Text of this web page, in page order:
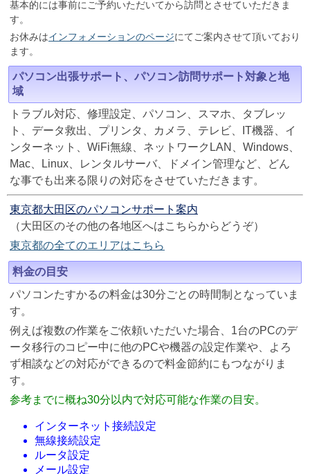
基本的には事前にご予約いただいてから訪問とさせていただきま
す。
お休みはインフォメーションのページにてご案内させて頂いており
ます。
パソコン出張サポート、パソコン訪問サポート対象と地
域
トラブル対応、修理設定、パソコン、スマホ、タブレッ
ト、データ救出、プリンタ、カメラ、テレビ、IT機器、イ
ンターネット、WiFi無線、ネットワークLAN、Windows、
Mac、Linux、レンタルサーバ、ドメイン管理など、どん
な事でも出来る限りの対応をさせていただきます。
東京都大田区のパソコンサポート案内
（大田区のその他の各地区へはこちらからどうぞ）
東京都の全てのエリアはこちら
料金の目安
パソコンたすかるの料金は30分ごとの時間制となっていま
す。
例えば複数の作業をご依頼いただいた場合、1台のPCのデ
ータ移行のコピー中に他のPCや機器の設定作業や、よろ
ず相談などの対応ができるので料金節約にもつながりま
す。
参考までに概ね30分以内で対応可能な作業の目安。
インターネット接続設定
無線接続設定
ルータ設定
メール設定